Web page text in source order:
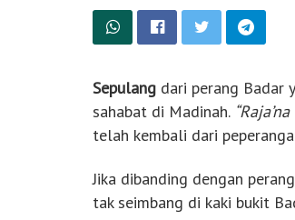
Sepulang dari perang Badar
sahabat di Madinah.
telah kembali dari
Jika dibanding dengan
tak seimbang di kaki bukit